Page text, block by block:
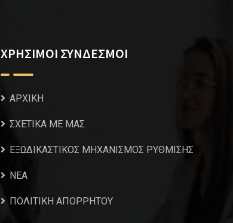
ΧΡΗΣΙΜΟΙ ΣΥΝΔΕΣΜΟΙ
ΑΡΧΙΚΗ
ΣΧΕΤΙΚΑ ΜΕ ΜΑΣ
ΕΞΩΔΙΚΑΣΤΙΚΟΣ ΜΗΧΑΝΙΣΜΟΣ ΡΥΘΜΙΣΗΣ
NEA
ΠΟΛΙΤΙΚΗ ΑΠΟΡΡΗΤΟΥ